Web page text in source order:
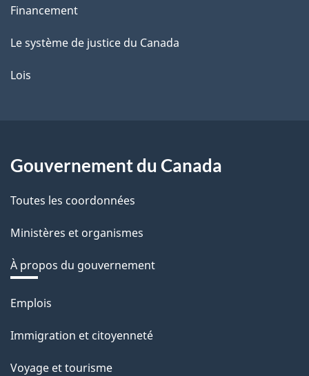
Financement
Le système de justice du Canada
Lois
Gouvernement du Canada
Toutes les coordonnées
Ministères et organismes
À propos du gouvernement
Thèmes
sujets
Emplois
Immigration et citoyenneté
Voyage et tourisme